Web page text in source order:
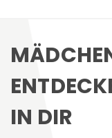
IN DIR